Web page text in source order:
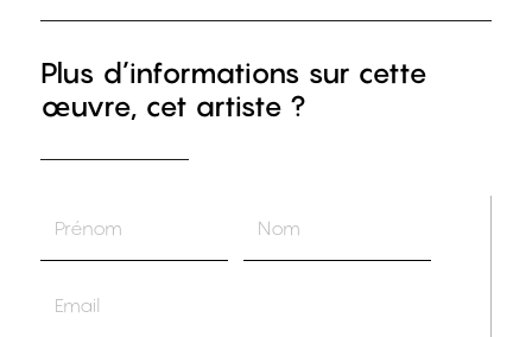
Plus d’informations sur cette
œuvre, cet artiste ?